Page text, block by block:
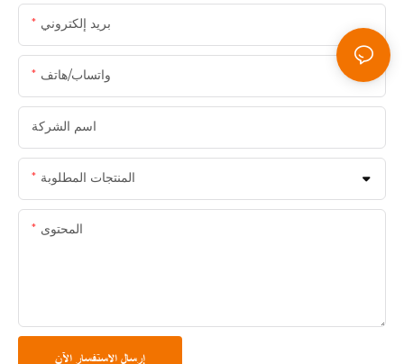
بريد إلكتروني
واتساب/هاتف
اسم الشركة
المنتجات المطلوبة
المحتوى
إرسال الاستفسار الآن